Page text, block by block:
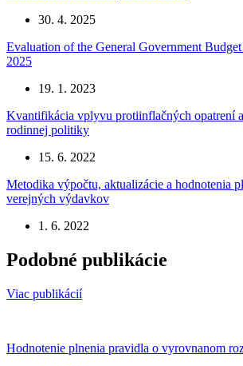
30. 4. 2025
Evaluation of the General Government
2025
19. 1. 2023
Kvantifikácia vplyvu protiinflačných opatrení
rodinnej politiky
15. 6. 2022
Metodika výpočtu, aktualizácie a hodnotenia
verejných výdavkov
1. 6. 2022
Podobné publikácie
Viac publikácií
Hodnotenie plnenia pravidla o vyrovnanom